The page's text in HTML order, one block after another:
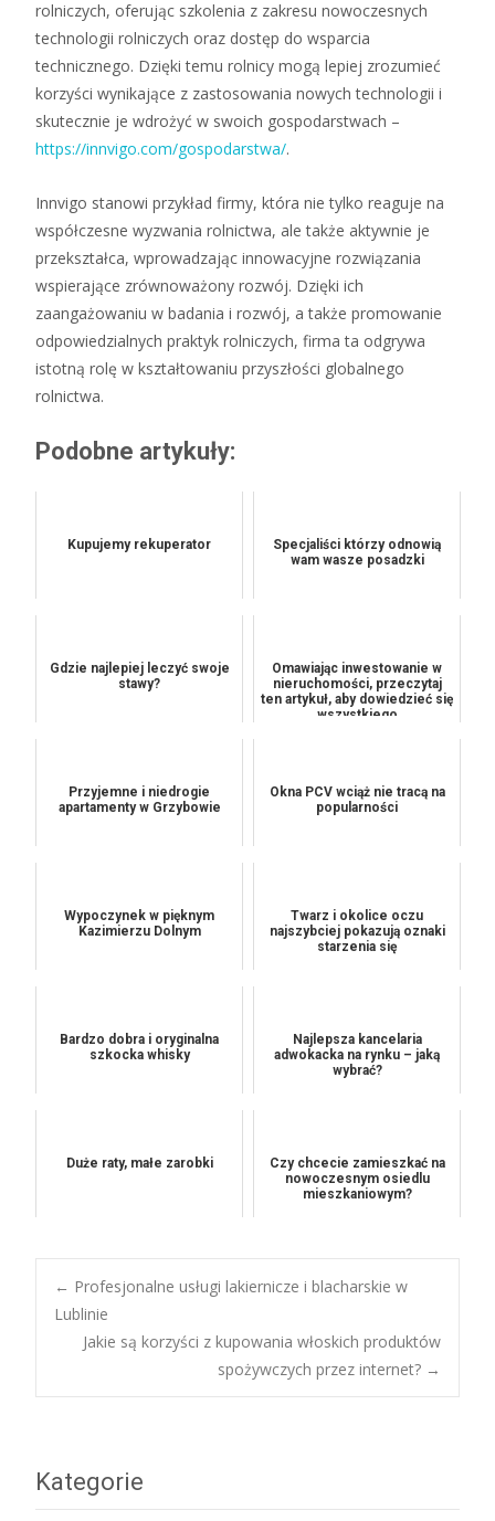
rolniczych, oferując szkolenia z zakresu nowoczesnych
technologii rolniczych oraz dostęp do wsparcia
technicznego. Dzięki temu rolnicy mogą lepiej zrozumieć
korzyści wynikające z zastosowania nowych technologii i
skutecznie je wdrożyć w swoich gospodarstwach –
https://innvigo.com/gospodarstwa/.
Innvigo stanowi przykład firmy, która nie tylko reaguje na
współczesne wyzwania rolnictwa, ale także aktywnie je
przekształca, wprowadzając innowacyjne rozwiązania
wspierające zrównoważony rozwój. Dzięki ich
zaangażowaniu w badania i rozwój, a także promowanie
odpowiedzialnych praktyk rolniczych, firma ta odgrywa
istotną rolę w kształtowaniu przyszłości globalnego
rolnictwa.
Podobne artykuły:
Kupujemy rekuperator
Specjaliści którzy odnowią
wam wasze posadzki
Gdzie najlepiej leczyć swoje
stawy?
Omawiając inwestowanie w
nieruchomości, przeczytaj
ten artykuł, aby dowiedzieć się
wszystkiego
Przyjemne i niedrogie
apartamenty w Grzybowie
Okna PCV wciąż nie tracą na
popularności
Wypoczynek w pięknym
Kazimierzu Dolnym
Twarz i okolice oczu
najszybciej pokazują oznaki
starzenia się
Bardzo dobra i oryginalna
szkocka whisky
Najlepsza kancelaria
adwokacka na rynku – jaką
wybrać?
Duże raty, małe zarobki
Czy chcecie zamieszkać na
nowoczesnym osiedlu
mieszkaniowym?
Post
navigation
← Profesjonalne usługi lakiernicze i blacharskie w
Lublinie
Jakie są korzyści z kupowania włoskich produktów
spożywczych przez internet? →
Kategorie